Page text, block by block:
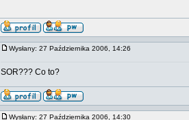
Wysłany: 27 Października 2006, 14:26
SOR??? Co to?
Wysłany: 27 Października 2006, 14:30